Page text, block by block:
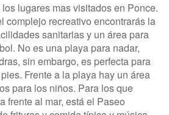
lugares mas visitados en Ponce.
complejo recreativo encontrarás la
sanitarias y un área para
No es una playa para nadar,
sin embargo, es perfecta para
Frente a la playa hay un área
para los niños. Para los que
frente al mar, está el Paseo